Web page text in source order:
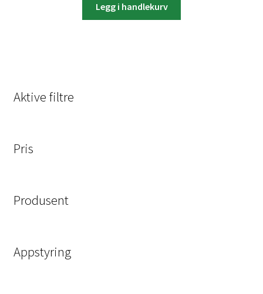
Legg i handlekurv
Aktive filtre
Pris
Produsent
Appstyring